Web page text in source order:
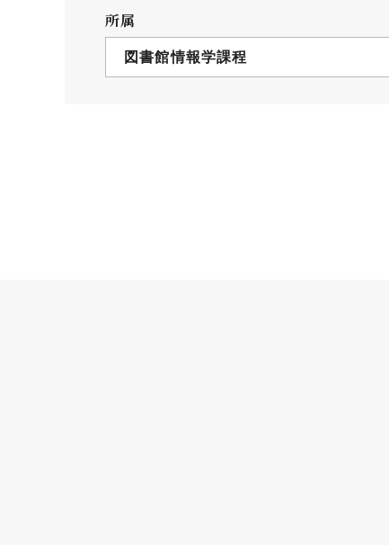
３Dパノラマビュー
所属
図書館情報学課程